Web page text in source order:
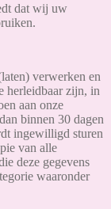
dat wij uw
verwerken en
herleidbaar zijn, in
aan onze
binnen 30 dagen
ingewilligd sturen
van alle
deze gegevens
waaronder